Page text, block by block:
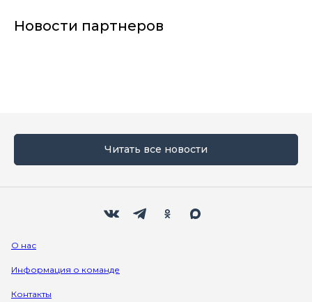
Новости партнеров
Читать все новости
О нас
Информация о команде
Контакты